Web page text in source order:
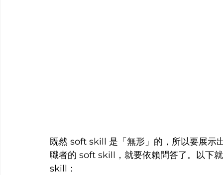
既然 soft skill 是「無形」的，所以要展示
職者的 soft skill，就要依賴問答了。以下
skill：